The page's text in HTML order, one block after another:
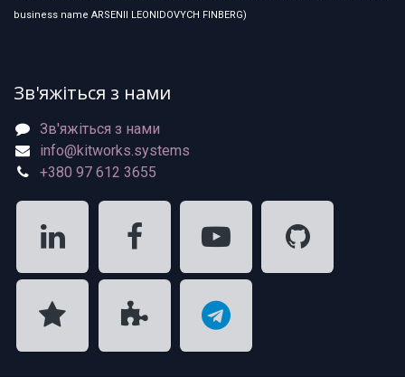
business name ARSENII LEONIDOVYCH FINBERG)
Зв'яжіться з нами
Зв'яжіться з нами
info@kitworks.systems
+380 97 612 3655